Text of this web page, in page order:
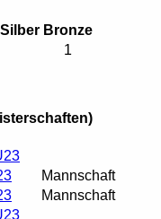
Silber Bronze
1
Mannschaft
Mannschaft